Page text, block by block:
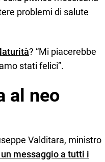
problemi di salute
? “Mi piacerebbe
stati felici”.
al neo
Valditara, ministro
messaggio a tutti i